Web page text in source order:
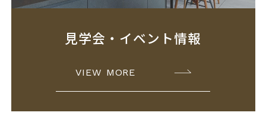
見学会・イベント情報
VIEW MORE